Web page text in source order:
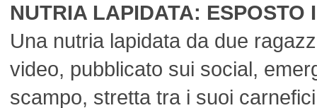
NUTRIA LAPIDATA: ESPOSTO
Una nutria lapidata da due
video, pubblicato sui social,
scampo, stretta tra i suoi